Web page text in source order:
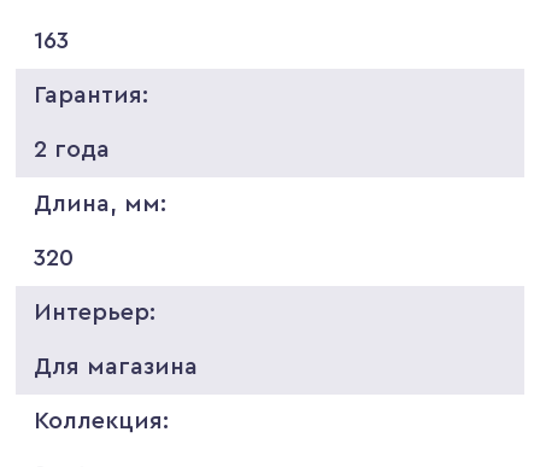
163
Гарантия:
2 года
Длина, мм:
320
Интерьер:
Для магазина
Коллекция: